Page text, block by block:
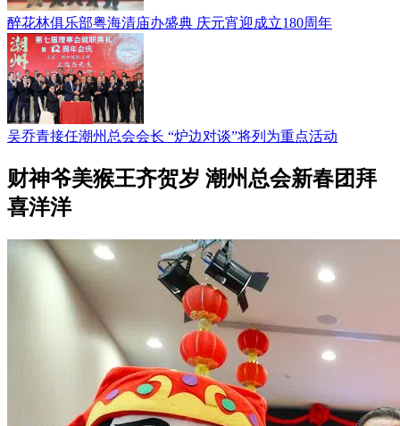
醉花林俱乐部粤海清庙办盛典 庆元宵迎成立180周年
吴乔青接任潮州总会会长 “炉边对谈”将列为重点活动
财神爷美猴王齐贺岁 潮州总会新春团拜
喜洋洋